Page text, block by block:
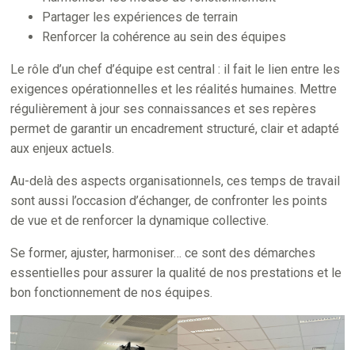
Partager les expériences de terrain
Renforcer la cohérence au sein des équipes
Le rôle d’un chef d’équipe est central : il fait le lien entre les
exigences opérationnelles et les réalités humaines. Mettre
régulièrement à jour ses connaissances et ses repères
permet de garantir un encadrement structuré, clair et adapté
aux enjeux actuels.
Au-delà des aspects organisationnels, ces temps de travail
sont aussi l’occasion d’échanger, de confronter les points
de vue et de renforcer la dynamique collective.
Se former, ajuster, harmoniser… ce sont des démarches
essentielles pour assurer la qualité de nos prestations et le
bon fonctionnement de nos équipes.